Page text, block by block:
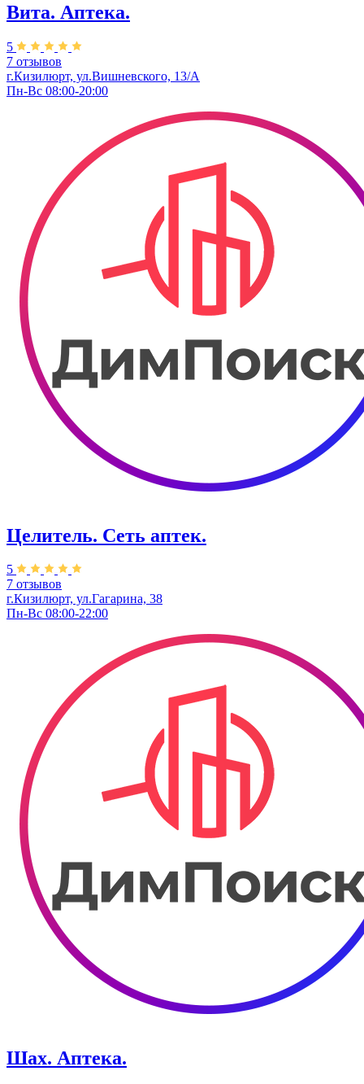
Вита. ​Аптека.
5
7 отзывов
г.Кизилюрт, ул.Вишневского, 13/А
Пн-Вс 08:00-20:00
Целитель. ​Сеть аптек.
5
7 отзывов
г.Кизилюрт, ​ул.Гагарина, 38
Пн-Вс 08:00-22:00
Шах. ​Аптека.